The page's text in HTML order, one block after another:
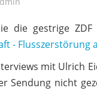
die gestrige
- Flusszerstörung
mit Ulrich
Sendung nicht